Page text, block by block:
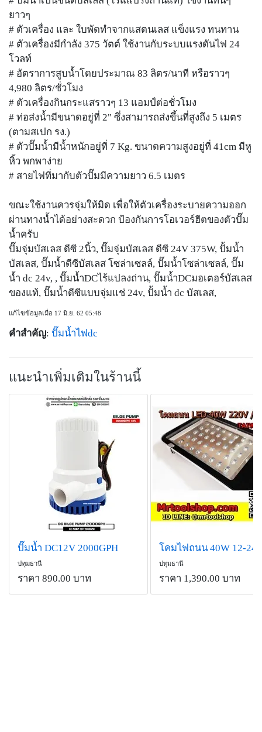
ยาวๆ
# ตัวเครื่อง และ ใบพัดทำจากแสตนเลส แข็งแรง ทนทาน
# ตัวเครื่องมีกำลัง 375 วัตต์ ใช้งานกับระบบแรงดันไฟ 24
โวลท์
# อัตราการสูบน้ำโดยประมาณ 83 ลิตร/นาที หรือราวๆ
4,980 ลิตร/ชั่วโมง
# ตัวเครื่องกินกระแสราวๆ 13 แอมป์ต่อชั่วโมง
# ท่อส่งน้ำมีขนาดอยู่ที่ 2" ซึ่งสามารถส่งขึ้นที่สูงถึง 5 เมตร
(ตามสเปก รง.)
# ตัวปั๊มน้ำมีน้ำหนักอยู่ที่ 7 Kg. ขนาดความสูงอยู่ที่ 41cm มีหู
หิ้ว พกพาง่าย
# สายไฟที่มากับตัวปั๊มมีความยาว 6.5 เมตร
ขณะใช้งานควรจุ่มให้มิด เพื่อให้ตัวเครื่องระบายความออก
ผ่านทางน้ำได้อย่างสะดวก ป้องกันการโอเวอร์ฮีตของตัวปั๊ม
น้ำครับ
ปั๊มจุ่มบัสเลส ดีซี 2นิ้ว, ปั๊มจุ่มบัสเลส ดีซี 24V 375W, ปั้มน้ำ
บัสเลส, ปั๊มน้ำดีซีบัสเลส โซล่าเซลล์, ปั๊มน้ำโซล่าเซลล์, ปั๊ม
น้ำ dc 24v, , ปั๊มน้ำDCไร้แปลงถ่าน, ปั๊มน้ำDCมอเตอร์บัสเลส
ของแท้, ปั๊มน้ำดีซีแบบจุ่มแช่ 24v, ปั้มน้ำ dc บัสเลส,
แก้ไขข้อมูลเมื่อ 17 มิ.ย. 62 05:48
คำสำคัญ: ปั๊มน้ำไฟdc
แนะนำเพิ่มเติมในร้านนี้
ปั๊มน้ำ DC12V 2000GPH
ปทุมธานี
ราคา 890.00 บาท
ปทุมธานี
ราคา 1,390.00 บาท